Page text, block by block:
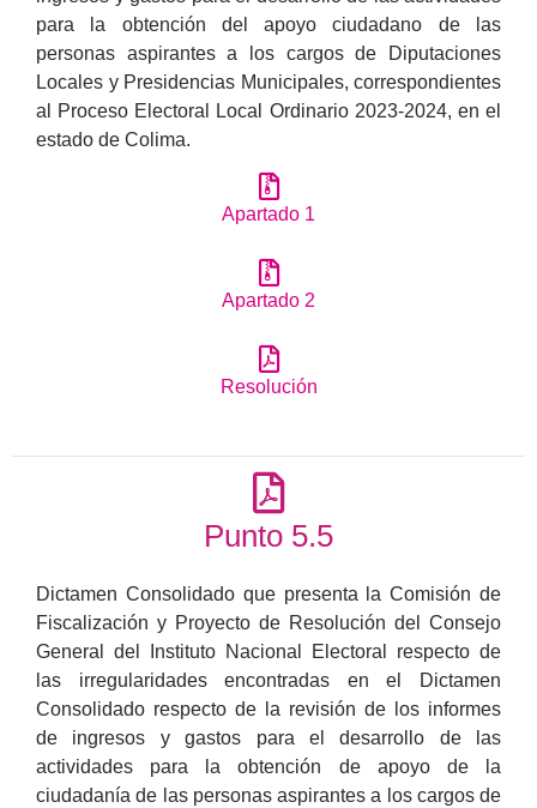
para la obtención del apoyo ciudadano de las
personas aspirantes a los cargos de Diputaciones
Locales y Presidencias Municipales, correspondientes
al Proceso Electoral Local Ordinario 2023-2024, en el
estado de Colima.
Apartado 1
Apartado 2
Resolución
Punto 5.5
Dictamen Consolidado que presenta la Comisión de
Fiscalización y Proyecto de Resolución del Consejo
General del Instituto Nacional Electoral respecto de
las irregularidades encontradas en el Dictamen
Consolidado respecto de la revisión de los informes
de ingresos y gastos para el desarrollo de las
actividades para la obtención de apoyo de la
ciudadanía de las personas aspirantes a los cargos de